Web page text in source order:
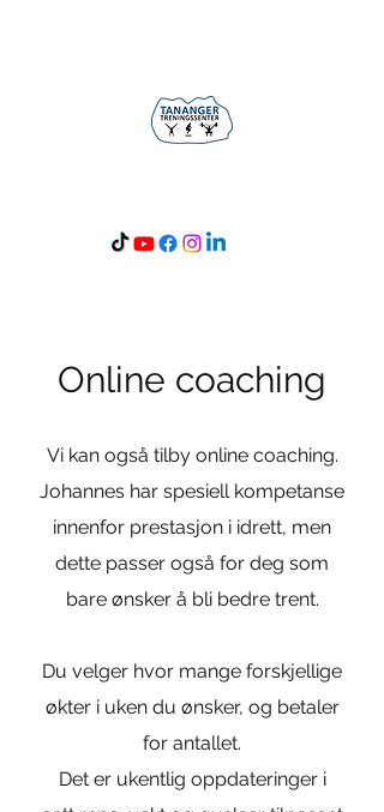
Online coaching
Vi kan også tilby online coaching.
Johannes har spesiell kompetanse
innenfor prestasjon i idrett, men
dette passer også for deg som
bare ønsker å bli bedre trent.
Du velger hvor mange forskjellige
økter i uken du ønsker, og betaler
for antallet.
Det er ukentlig oppdateringer i